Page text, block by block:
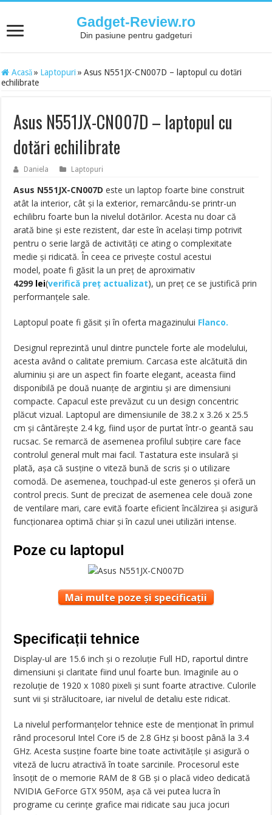
Gadget-Review.ro
Din pasiune pentru gadgeturi
Acasă » Laptopuri » Asus N551JX-CN007D – laptopul cu dotări
echilibrate
Asus N551JX-CN007D – laptopul cu
dotări echilibrate
Daniela Laptopuri
Asus N551JX-CN007D este un laptop foarte bine construit
atât la interior, cât și la exterior, remarcându-se printr-un
echilibru foarte bun la nivelul dotărilor. Acesta nu doar că
arată bine și este rezistent, dar este în același timp potrivit
pentru o serie largă de activități ce ating o complexitate
medie și ridicată. În ceea ce privește costul acestui
model, poate fi găsit la un preț de aproximativ
4299 lei(verifică preț actualizat), un preț ce se justifică prin
performanțele sale.
Laptopul poate fi găsit și în oferta magazinului Flanco.
Designul reprezintă unul dintre punctele forte ale modelului,
acesta având o calitate premium. Carcasa este alcătuită din
aluminiu și are un aspect fin foarte elegant, aceasta fiind
disponibilă pe două nuanțe de argintiu și are dimensiuni
compacte. Capacul este prevăzut cu un design concentric
plăcut vizual. Laptopul are dimensiunile de 38.2 x 3.26 x 25.5
cm și cântărește 2.4 kg, fiind ușor de purtat într-o geantă sau
rucsac. Se remarcă de asemenea profilul subțire care face
controlul general mult mai facil. Tastatura este insulară și
plată, așa că susține o viteză bună de scris și o utilizare
comodă. De asemenea, touchpad-ul este generos și oferă un
control precis. Sunt de precizat de asemenea cele două zone
de ventilare mari, care evită foarte eficient încălzirea și asigură
funcționarea optimă chiar și în cazul unei utilizări intense.
Poze cu laptopul
Mai multe poze și specificații
Specificații tehnice
Display-ul are 15.6 inch și o rezoluție Full HD, raportul dintre
dimensiuni și claritate fiind unul foarte bun. Imaginile au o
rezoluție de 1920 x 1080 pixeli și sunt foarte atractive. Culorile
sunt vii și strălucitoare, iar nivelul de detaliu este ridicat.
La nivelul performanțelor tehnice este de menționat în primul
rând procesorul Intel Core i5 de 2.8 GHz și boost până la 3.4
GHz. Acesta susține foarte bine toate activitățile și asigură o
viteză de lucru atractivă în toate sarcinile. Procesorul este
însoțit de o memorie RAM de 8 GB și o placă video dedicată
NVIDIA GeForce GTX 950M, așa că vei putea lucra în
programe cu cerințe grafice mai ridicate sau juca jocuri